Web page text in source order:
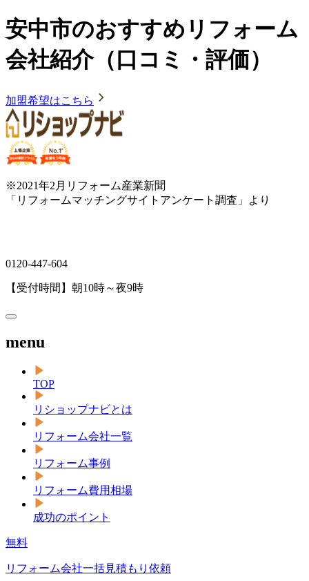
安中市のおすすめリフォーム
会社紹介（口コミ・評価）
加盟希望はこちら
※2021年2月リフォーム産業新聞
「リフォームマッチングサイトアンケート調査」より
0120-447-604
【受付時間】朝10時～夜9時
menu
TOP
リショップナビとは
リフォーム会社一覧
リフォーム事例
リフォーム費用相場
成功のポイント
無料
リフォーム会社一括見積もり依頼